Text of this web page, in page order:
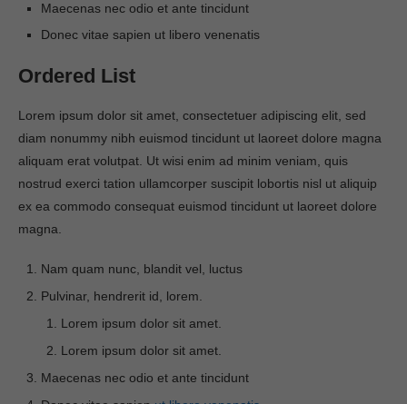
Maecenas nec odio et ante tincidunt
Donec vitae sapien ut libero venenatis
Ordered List
Lorem ipsum dolor sit amet, consectetuer adipiscing elit, sed
diam nonummy nibh euismod tincidunt ut laoreet dolore magna
aliquam erat volutpat. Ut wisi enim ad minim veniam, quis
nostrud exerci tation ullamcorper suscipit lobortis nisl ut aliquip
ex ea commodo consequat euismod tincidunt ut laoreet dolore
magna.
Nam quam nunc, blandit vel, luctus
Pulvinar, hendrerit id, lorem.
Lorem ipsum dolor sit amet.
Lorem ipsum dolor sit amet.
Maecenas nec odio et ante tincidunt